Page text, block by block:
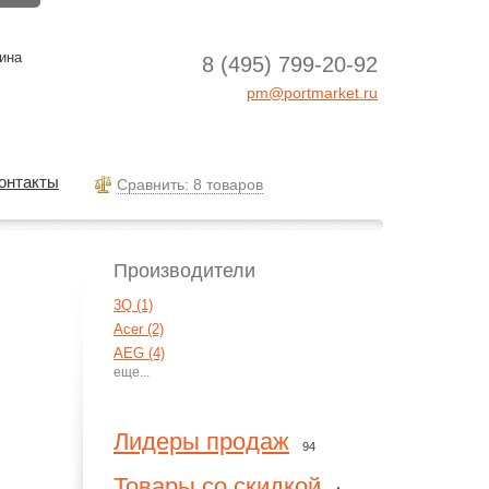
Производители
3Q (1)
Acer (2)
AEG (4)
Agva (1)
AKG (55)
Лидеры продаж 94
8 (495) 799-20-92
pm@portmarket.ru
Cравнить: 8 товаров